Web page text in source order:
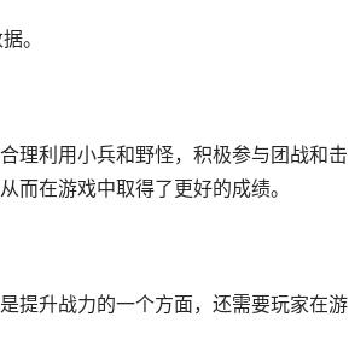
。
理利用小兵和野怪，积极参与团战和击
而在游戏中取得了更好的成绩。
提升战力的一个方面，还需要玩家在游